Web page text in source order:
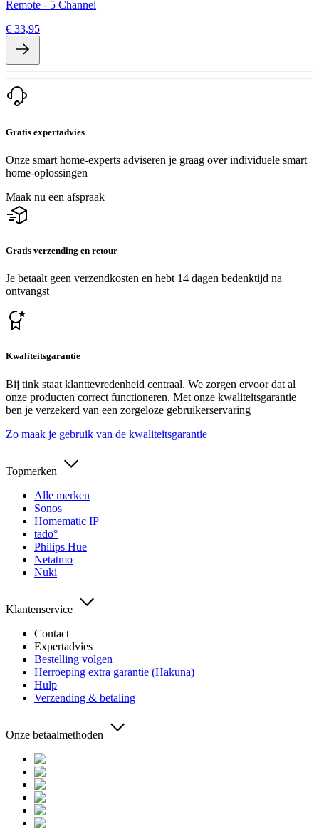
Remote - 5 Channel
€ 33,95
Gratis expertadvies
Onze smart home-experts adviseren je graag over individuele smart
home-oplossingen
Maak nu een afspraak
Gratis verzending en retour
Je betaalt geen verzendkosten en hebt 14 dagen bedenktijd na
ontvangst
Kwaliteitsgarantie
Bij tink staat klanttevredenheid centraal. We zorgen ervoor dat al
onze producten correct functioneren. Met onze kwaliteitsgarantie
ben je verzekerd van een zorgeloze gebruikerservaring
Zo maak je gebruik van de kwaliteitsgarantie
Topmerken
Alle merken
Sonos
Homematic IP
tado°
Philips Hue
Netatmo
Nuki
Klantenservice
Contact
Expertadvies
Bestelling volgen
Herroeping extra garantie (Hakuna)
Hulp
Verzending & betaling
Onze betaalmethoden